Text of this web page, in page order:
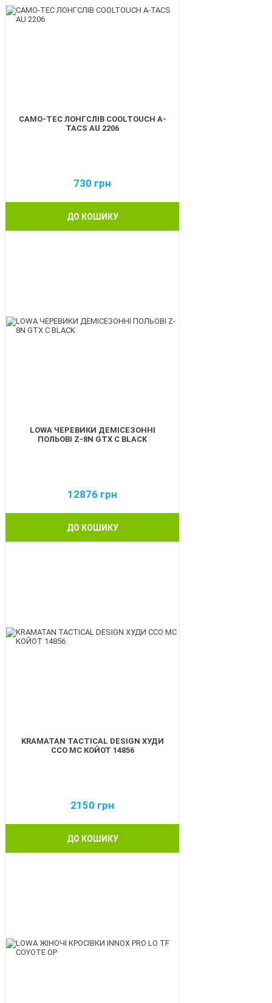
CAMO-TEC ЛОНГСЛІВ COOLTOUCH A-
TACS AU 2206
730 грн
ДО КОШИКУ
LOWA ЧЕРЕВИКИ ДЕМІСЕЗОННІ
ПОЛЬОВІ Z-8N GTX C BLACK
12876 грн
ДО КОШИКУ
KRAMATAN TACTICAL DESIGN ХУДИ
ССО МС КОЙОТ 14856
2150 грн
ДО КОШИКУ